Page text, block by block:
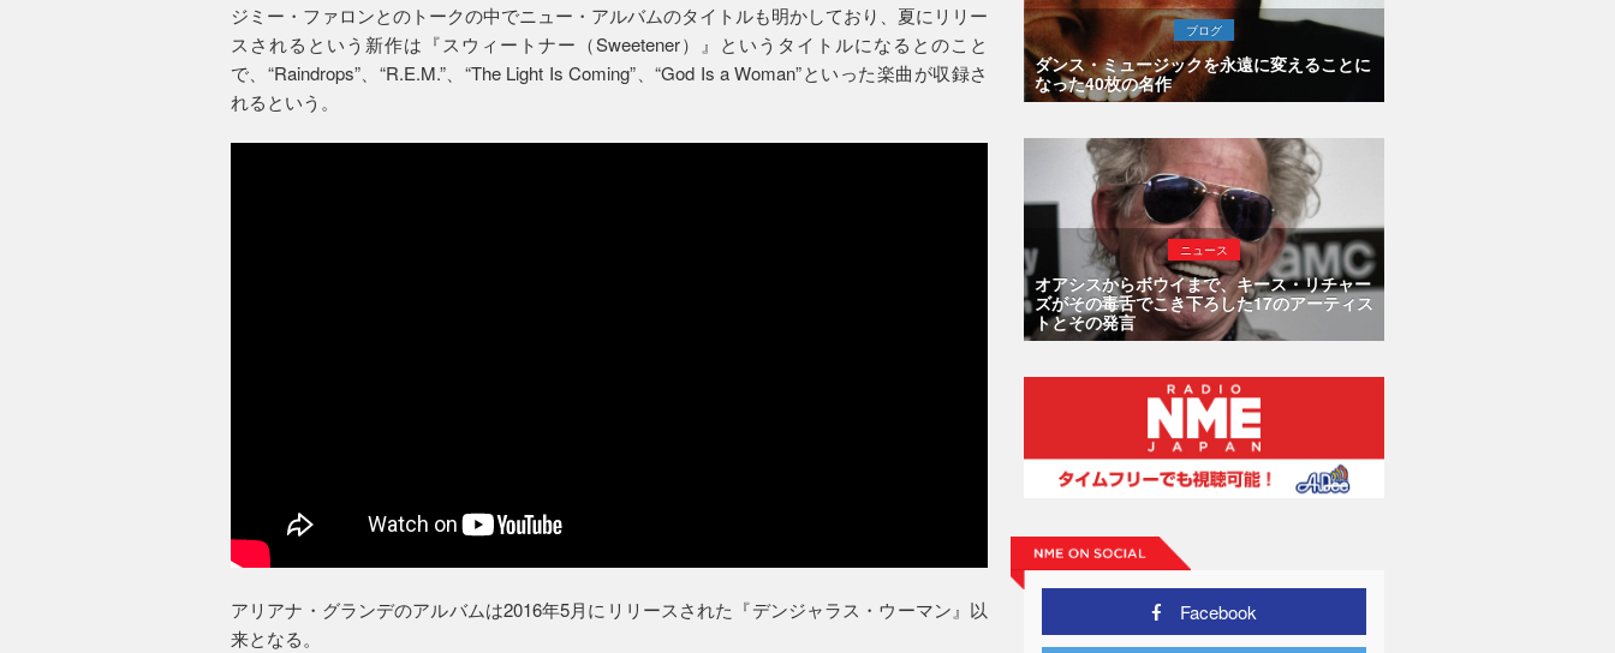
ジミー・ファロンとのトークの中でニュー・アルバムのタイトルも明かしており、夏にリリー
スされるという新作は『スウィートナー（Sweetener）』というタイトルになるとのこと
で、“Raindrops”、“R.E.M.”、“The Light Is Coming”、“God Is a Woman”といった楽曲が収録さ
れるという。
アリアナ・グランデのアルバムは2016年5月にリリースされた『デンジャラス・ウーマン』以
来となる。
ブログ
ダンス・ミュージックを永遠に変えることに
なった40枚の名作
ニュース
オアシスからボウイまで、キース・リチャー
ズがその毒舌でこき下ろした17のアーティス
トとその発言
Facebook